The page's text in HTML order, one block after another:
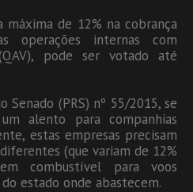
de 12% na cobrança
operações internas com
pode ser votado até
Senado (PRS) nº 55/2015, se
alento para companhias
estas empresas precisam
(que variam de 12%
combustível para voos
estado onde abastecem.